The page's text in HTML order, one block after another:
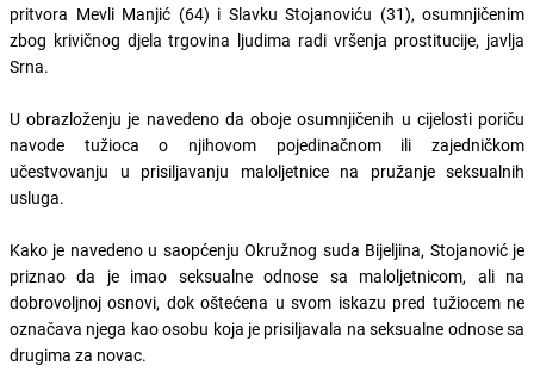
pritvora Mevli Manjić (64) i Slavku Stojanoviću (31), osumnjičenim
zbog krivičnog djela trgovina ljudima radi vršenja prostitucije, javlja
Srna.
U obrazloženju je navedeno da oboje osumnjičenih u cijelosti poriču
navode tužioca o njihovom pojedinačnom ili zajedničkom
učestvovanju u prisiljavanju maloljetnice na pružanje seksualnih
usluga.
Kako je navedeno u saopćenju Okružnog suda Bijeljina, Stojanović je
priznao da je imao seksualne odnose sa maloljetnicom, ali na
dobrovoljnoj osnovi, dok oštećena u svom iskazu pred tužiocem ne
označava njega kao osobu koja je prisiljavala na seksualne odnose sa
drugima za novac.